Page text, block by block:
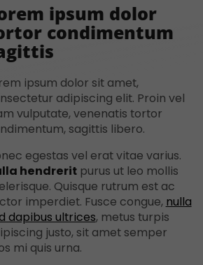
ipsum dolor
condimentum
ipsum dolor sit amet,
adipiscing elit. Proin vel
vulputate, venenatis tortor
sagittis libero.
egestas vel erat vitae varius.
hendreritpurus ut leo mollis
Quisque rutrum est ac
imperdiet. Fusce congue, nulla
dapibus ultrices, metus turpis
justo, sit amet semper
mi quis urna.